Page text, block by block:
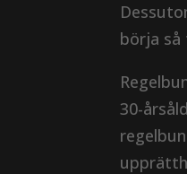
börja
30-